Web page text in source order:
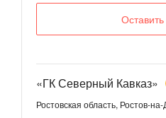
Оставить
«ГК Северный Кавказ»
Ростовская область, Ростов-